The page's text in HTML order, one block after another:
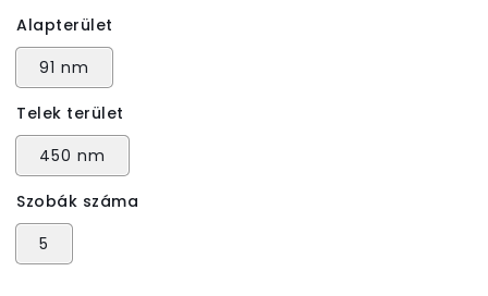
Alapterület
91 nm
Telek terület
450 nm
Szobák száma
5